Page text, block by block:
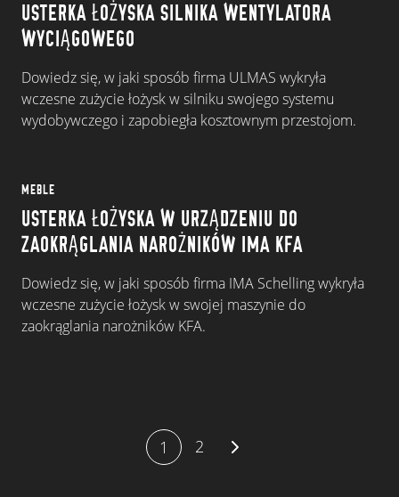
USTERKA ŁOŻYSKA SILNIKA WENTYLATORA
WYCIĄGOWEGO
Dowiedz się, w jaki sposób firma ULMAS wykryła
wczesne zużycie łożysk w silniku swojego systemu
wydobywczego i zapobiegła kosztownym przestojom.
MEBLE
USTERKA ŁOŻYSKA W URZĄDZENIU DO
ZAOKRĄGLANIA NAROŻNIKÓW IMA KFA
Dowiedz się, w jaki sposób firma IMA Schelling wykryła
wczesne zużycie łożysk w swojej maszynie do
zaokrąglania narożników KFA.
1 2